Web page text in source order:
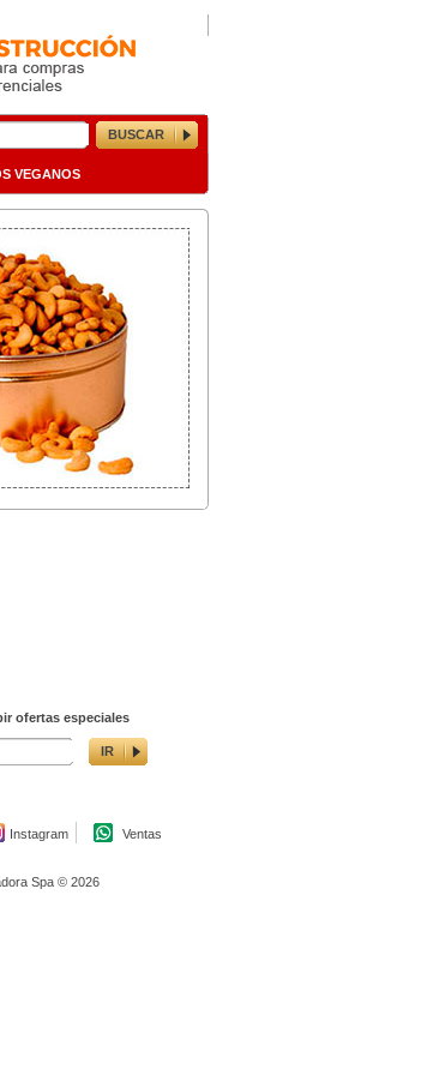
BUSCAR
VEGANOS
ofertas especiales
IR
Instagram Ventas
Spa © 2026